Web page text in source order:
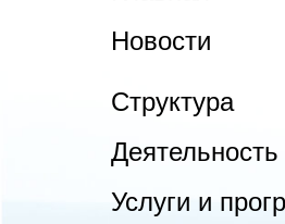
Новости
Структура
Деятельность
Услуги и